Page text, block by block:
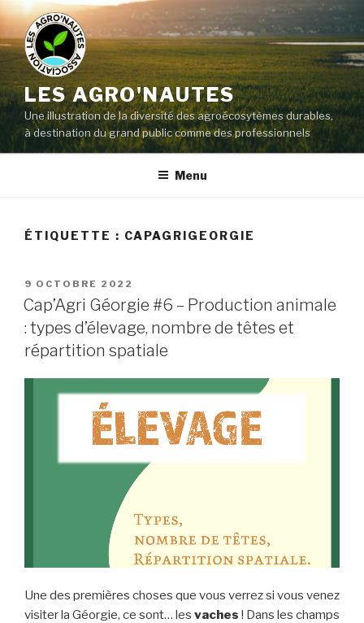
LES AGRO'NAUTES
Une illustration de la diversité des agroécosytèmes durables,
à destination du grand public comme des professionnels
Menu
ÉTIQUETTE : CAPAGRIGEORGIE
9 OCTOBRE 2022
Cap’Agri Géorgie #6 – Production animale
: types d’élevage, nombre de têtes et
répartition spatiale
Une des premières choses que vous verrez si vous venez
visiter la Géorgie, ce sont… les vaches ! Dans les champs